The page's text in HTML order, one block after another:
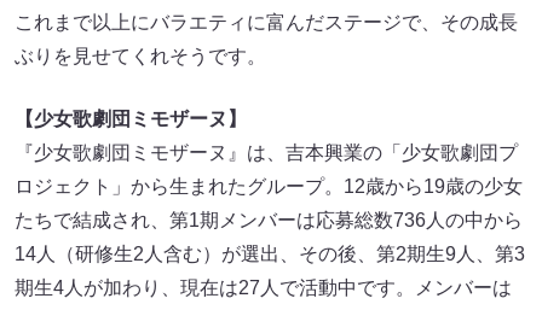
これまで以上にバラエティに富んだステージで、その成長
ぶりを見せてくれそうです。
【少女歌劇団ミモザーヌ】
『少女歌劇団ミモザーヌ』は、吉本興業の「少女歌劇団プ
ロジェクト」から生まれたグループ。12歳から19歳の少女
たちで結成され、第1期メンバーは応募総数736人の中から
14人（研修生2人含む）が選出、その後、第2期生9人、第3
期生4人が加わり、現在は27人で活動中です。メンバーは